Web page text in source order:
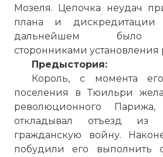
Мозеля. Цепочка неудач
плана и
дальнейшем было
сторонниками установления
Предыстория:
Король, с момента
поселения в Тюильри
революционного
откладывал отъезд из
гражданскую войну.
побудили его выполнить